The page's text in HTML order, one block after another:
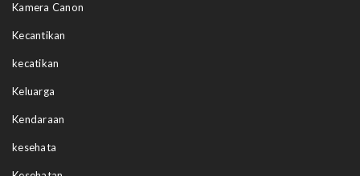
Kamera Canon
Kecantikan
kecatikan
Keluarga
Kendaraan
kesehata